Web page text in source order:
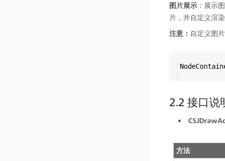
图片展示 ：展示
片，并自定义渲染
注意： 自定义图
2.2 接口说
方法